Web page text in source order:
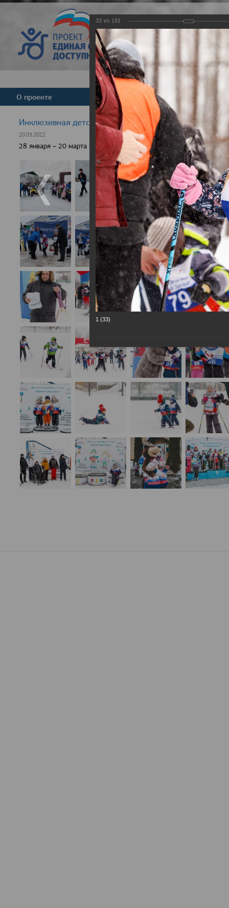
Версия для
О проекте Команда Новости
Инклюзивная детская гонка "Лыжня здоровья" 2022
20.03.2022
28 января – 20 марта 2022 г., 10 населенных пунктов России,
33 из 191
1 (33)